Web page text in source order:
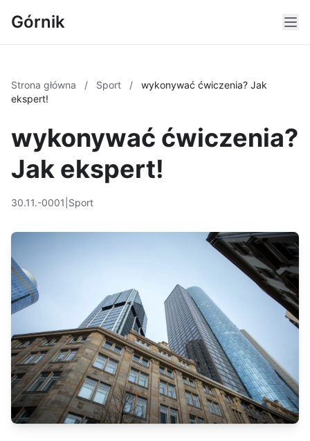
Górnik
Strona główna / Sport /
wykonywać ćwiczenia? Jak
ekspert!
wykonywać ćwiczenia?
Jak ekspert!
30.11.-0001 Sport